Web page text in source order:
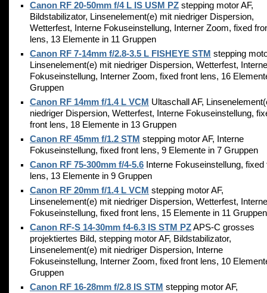
Canon RF 20-50mm f/4 L IS USM PZ stepping motor AF,
Bildstabilizator, Linsenelement(e) mit niedriger Dispersion,
Wetterfest, Interne Fokuseinstellung, Interner Zoom, fixed
lens, 13 Elemente in 11 Gruppen
Canon RF 7-14mm f/2.8-3.5 L FISHEYE STM stepping
Linsenelement(e) mit niedriger Dispersion, Wetterfest, Interne
Fokuseinstellung, Interner Zoom, fixed front lens, 16
Gruppen
Canon RF 14mm f/1.4 L VCM Ultaschall AF,
niedriger Dispersion, Wetterfest, Interne Fokuseinstellung,
front lens, 18 Elemente in 13 Gruppen
Canon RF 45mm f/1.2 STM stepping motor AF, Interne
Fokuseinstellung, fixed front lens, 9 Elemente in 7 Gruppen
Canon RF 75-300mm f/4-5.6 Interne Fokuseinstellung, fixed
lens, 13 Elemente in 9 Gruppen
Canon RF 20mm f/1.4 L VCM stepping motor AF,
Linsenelement(e) mit niedriger Dispersion, Wetterfest, Interne
Fokuseinstellung, fixed front lens, 15 Elemente in 11 Gruppen
Canon RF-S 14-30mm f4-6.3 IS STM PZAPS-C grosses
projektiertes Bild, stepping motor AF, Bildstabilizator,
Linsenelement(e) mit niedriger Dispersion, Interne
Fokuseinstellung, Interner Zoom, fixed front lens, 10
Gruppen
Canon RF 16-28mm f/2.8 IS STM stepping motor AF,